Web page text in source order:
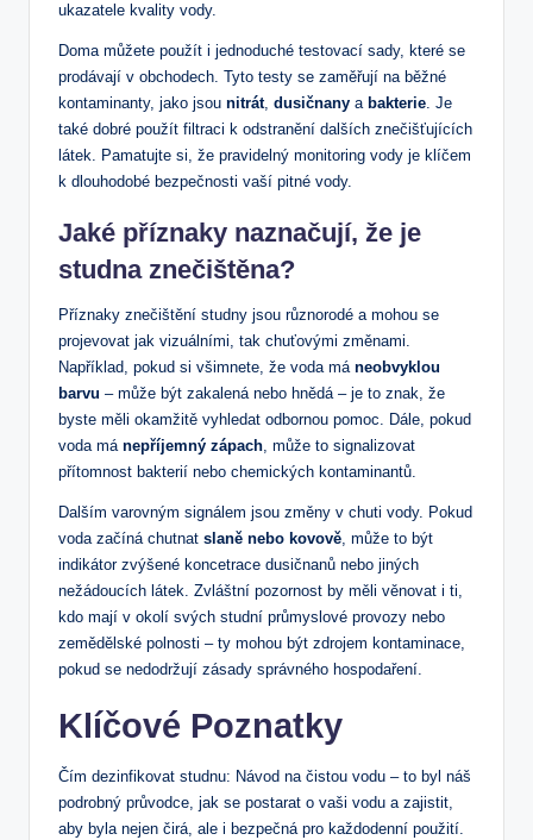
ukazatele kvality vody.
Doma můžete použít i jednoduché testovací sady, které se
prodávají v obchodech. Tyto testy se zaměřují na běžné
kontaminanty, jako jsou nitrát, dusičnany a bakterie. Je
také dobré použít filtraci k odstranění dalších znečišťujících
látek. Pamatujte si, že pravidelný monitoring vody je klíčem
k dlouhodobé bezpečnosti vaší pitné vody.
Jaké příznaky naznačují, že je
studna znečištěna?
Příznaky znečištění studny jsou různorodé a mohou se
projevovat jak vizuálními, tak chuťovými změnami.
Například, pokud si všimnete, že voda má neobvyklou
barvu – může být zakalená nebo hnědá – je to znak, že
byste měli okamžitě vyhledat odbornou pomoc. Dále, pokud
voda má nepříjemný zápach, může to signalizovat
přítomnost bakterií nebo chemických kontaminantů.
Dalším varovným signálem jsou změny v chuti vody. Pokud
voda začíná chutnat slaně nebo kovově, může to být
indikátor zvýšené koncetrace dusičnanů nebo jiných
nežádoucích látek. Zvláštní pozornost by měli věnovat i ti,
kdo mají v okolí svých studní průmyslové provozy nebo
zemědělské polnosti – ty mohou být zdrojem kontaminace,
pokud se nedodržují zásady správného hospodaření.
Klíčové Poznatky
Čím dezinfikovat studnu: Návod na čistou vodu – to byl náš
podrobný průvodce, jak se postarat o vaši vodu a zajistit,
aby byla nejen čirá, ale i bezpečná pro každodenní použití.